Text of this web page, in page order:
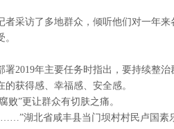
者采访了多地群众，倾听他们对一年来
2019年主要任务时指出，要持续整治
获得感、幸福感、安全感。
败”更让群众有切肤之痛。
湖北省咸丰县当门坝村村民卢国素